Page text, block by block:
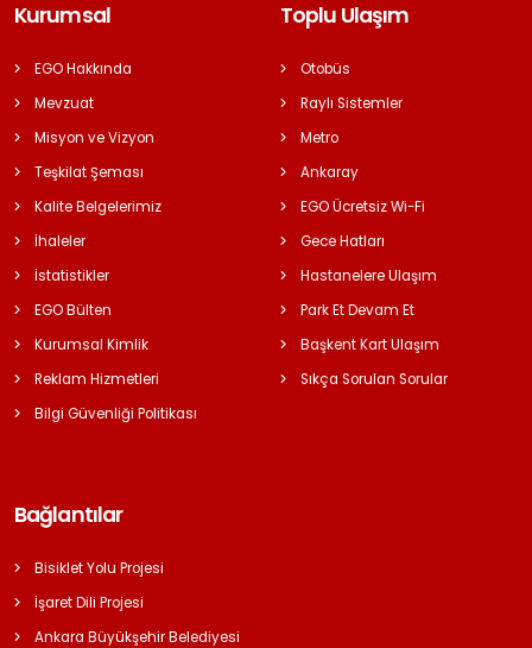
Kurumsal
EGO Hakkında
Mevzuat
Misyon ve Vizyon
Teşkilat Şeması
Kalite Belgelerimiz
İhaleler
İstatistikler
EGO Bülten
Kurumsal Kimlik
Reklam Hizmetleri
Bilgi Güvenliği Politikası
Toplu Ulaşım
Otobüs
Raylı Sistemler
Metro
Ankaray
EGO Ücretsiz Wi-Fi
Gece Hatları
Hastanelere Ulaşım
Park Et Devam Et
Başkent Kart Ulaşım
Sıkça Sorulan Sorular
Bağlantılar
Bisiklet Yolu Projesi
İşaret Dili Projesi
Ankara Büyükşehir Belediyesi